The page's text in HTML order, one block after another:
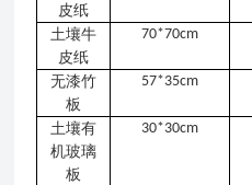
皮纸
土壤牛
皮纸
70*70cm
无漆竹
板
57*35cm
土壤有
机玻璃
板
30*30cm